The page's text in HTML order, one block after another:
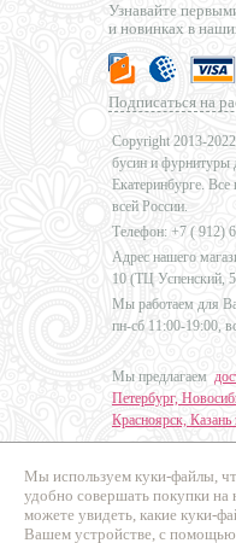
Мы используем куки-файлы,
удобно совершать покупки
можете увидеть, какие куки-
Вашем устройстве, с помощью
Узнавайте
и новинках в
Подписаться на
Copyright 2013-
бусин и фурнитуры
Екатеринбурге.
всей России.
Телефон: +7 ( 912)
Адрес нашего
10 (ТЦ Успенский,
Мы работаем для
пн-сб 11:00-19:00,
Мы предлагаем
Петербург,
Красноярск, Казань
Дизайн - Наталья
Продвижение сайтов